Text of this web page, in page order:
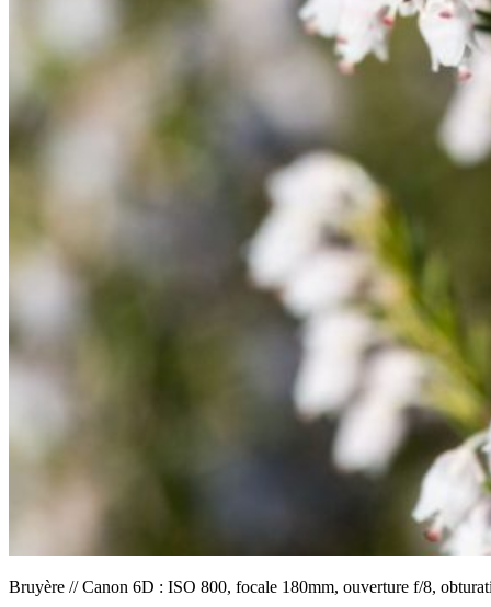
Bruyère // Canon 6D : ISO 800, focale 180mm, ouverture f/8,